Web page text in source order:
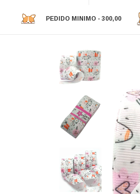
PEDIDO MINIMO - 300,00